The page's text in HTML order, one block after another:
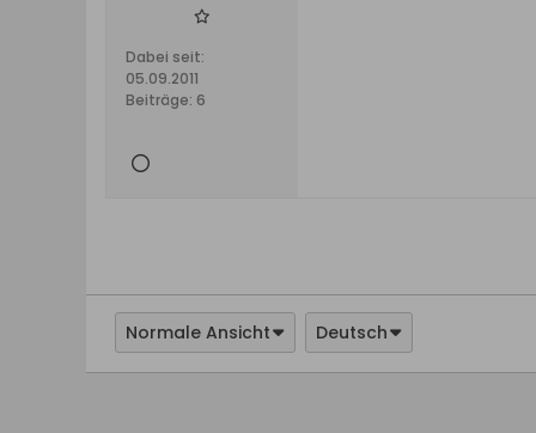
Dabei seit:
05.09.2011
Beiträge: 6
Normale Ansicht Deutsch